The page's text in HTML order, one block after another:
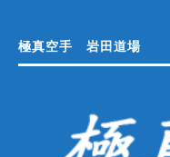
極真空手 岩田道場